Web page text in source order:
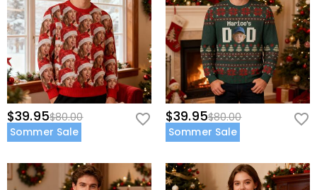
$39.95$80.00
Sommer Sale
$39.95$80.00
Sommer Sale